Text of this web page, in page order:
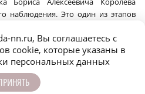
наблюдения. Это один из этапов
области открываются
отделения и региональные
в рамках проекта „Борьба с
нацпроекта
жизнь“, — рассказал Николай
nn.ru, Вы соглашаетесь с
cookie, которые указаны в
персональных данных